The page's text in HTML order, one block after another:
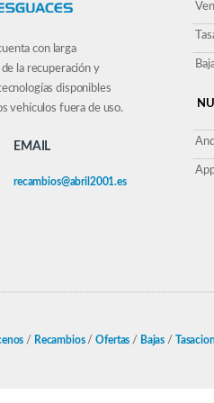
con larga
la recuperación y
disponibles
vehículos fuera de uso.
EMAIL
recambios@abril2001.es
/ Recambios / Ofertas / Bajas /